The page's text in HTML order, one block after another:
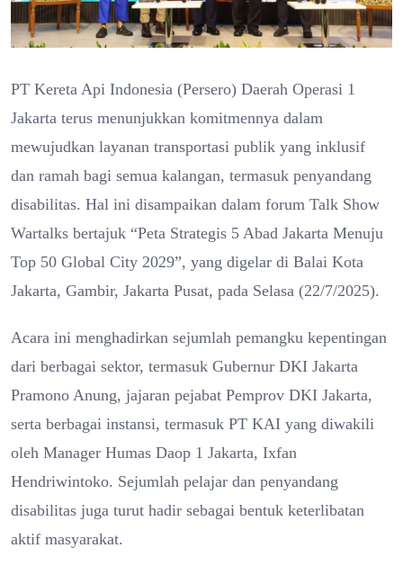
PT Kereta Api Indonesia (Persero) Daerah Operasi 1
Jakarta terus menunjukkan komitmennya dalam
mewujudkan layanan transportasi publik yang inklusif
dan ramah bagi semua kalangan, termasuk penyandang
disabilitas. Hal ini disampaikan dalam forum Talk Show
Wartalks bertajuk “Peta Strategis 5 Abad Jakarta Menuju
Top 50 Global City 2029”, yang digelar di Balai Kota
Jakarta, Gambir, Jakarta Pusat, pada Selasa (22/7/2025).
Acara ini menghadirkan sejumlah pemangku kepentingan
dari berbagai sektor, termasuk Gubernur DKI Jakarta
Pramono Anung, jajaran pejabat Pemprov DKI Jakarta,
serta berbagai instansi, termasuk PT KAI yang diwakili
oleh Manager Humas Daop 1 Jakarta, Ixfan
Hendriwintoko. Sejumlah pelajar dan penyandang
disabilitas juga turut hadir sebagai bentuk keterlibatan
aktif masyarakat.